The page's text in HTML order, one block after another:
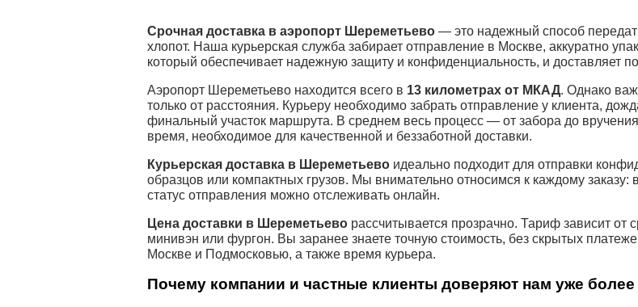
Срочная доставка в аэропорт Шереметьево — это надежный способ
хлопот. Наша курьерская служба забирает отправление в Москве, аккуратно
который обеспечивает надежную защиту и конфиденциальность, и доставляет
Аэропорт Шереметьево находится всего в 13 километрах от МКАД. Однако
только от расстояния. Курьеру необходимо забрать отправление у клиента,
финальный участок маршрута. В среднем весь процесс — от забора до
время, необходимое для качественной и беззаботной доставки.
Курьерская доставка в Шереметьево идеально подходит для отправки
образцов или компактных грузов. Мы внимательно относимся к каждому
статус отправления можно отслеживать онлайн.
Цена доставки в Шереметьево рассчитывается прозрачно. Тариф зависит
минивэн или фургон. Вы заранее знаете точную стоимость, без скрытых
Москве и Подмосковью, а также время курьера.
Почему компании и частные клиенты доверяют нам уже более